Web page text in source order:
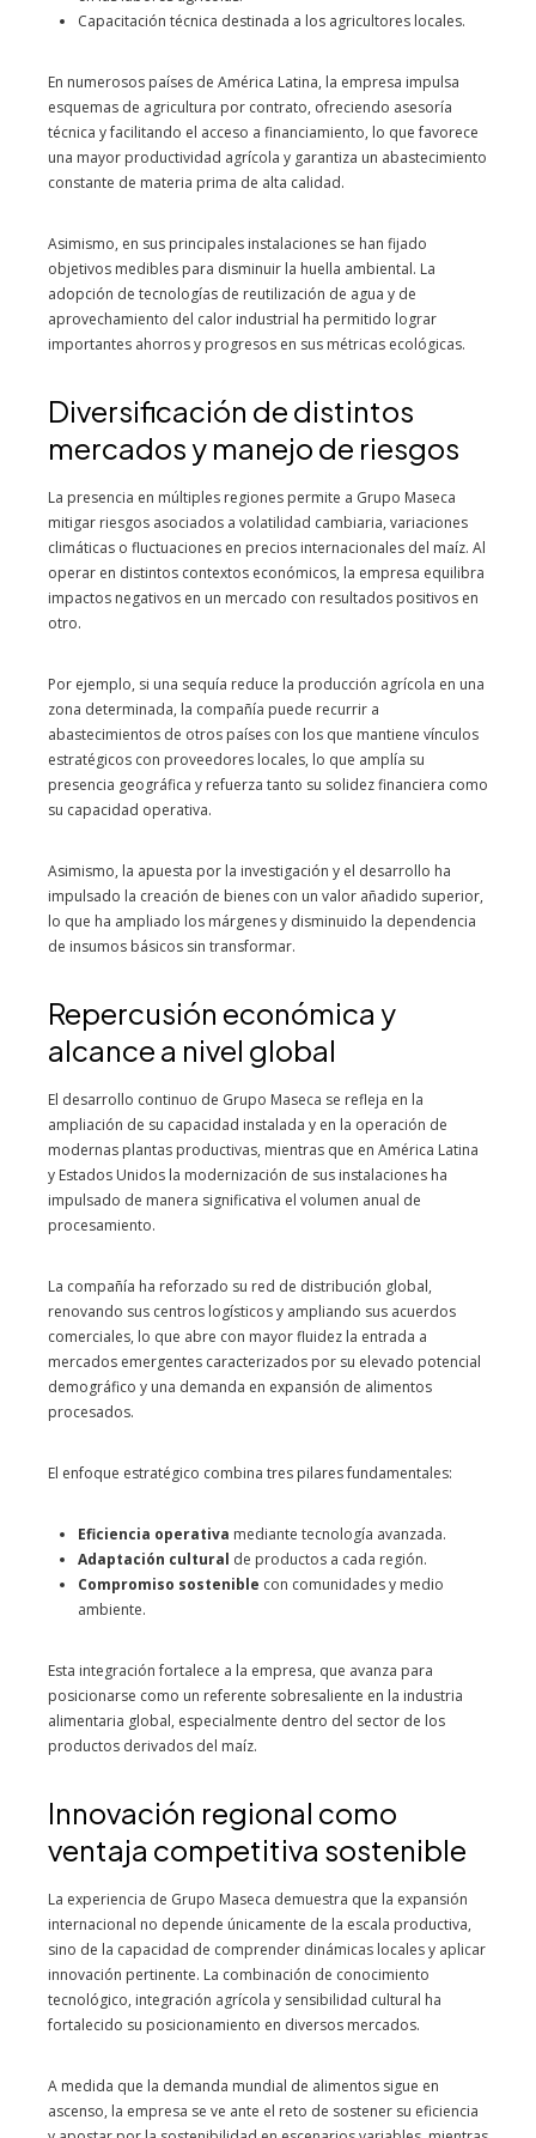
Capacitación técnica destinada a los agricultores locales.
En numerosos países de América Latina, la empresa impulsa
esquemas de agricultura por contrato, ofreciendo asesoría
técnica y facilitando el acceso a financiamiento, lo que favorece
una mayor productividad agrícola y garantiza un abastecimiento
constante de materia prima de alta calidad.
Asimismo, en sus principales instalaciones se han fijado
objetivos medibles para disminuir la huella ambiental. La
adopción de tecnologías de reutilización de agua y de
aprovechamiento del calor industrial ha permitido lograr
importantes ahorros y progresos en sus métricas ecológicas.
Diversificación de distintos
mercados y manejo de riesgos
La presencia en múltiples regiones permite a Grupo Maseca
mitigar riesgos asociados a volatilidad cambiaria, variaciones
climáticas o fluctuaciones en precios internacionales del maíz. Al
operar en distintos contextos económicos, la empresa equilibra
impactos negativos en un mercado con resultados positivos en
otro.
Por ejemplo, si una sequía reduce la producción agrícola en una
zona determinada, la compañía puede recurrir a
abastecimientos de otros países con los que mantiene vínculos
estratégicos con proveedores locales, lo que amplía su
presencia geográfica y refuerza tanto su solidez financiera como
su capacidad operativa.
Asimismo, la apuesta por la investigación y el desarrollo ha
impulsado la creación de bienes con un valor añadido superior,
lo que ha ampliado los márgenes y disminuido la dependencia
de insumos básicos sin transformar.
Repercusión económica y
alcance a nivel global
El desarrollo continuo de Grupo Maseca se refleja en la
ampliación de su capacidad instalada y en la operación de
modernas plantas productivas, mientras que en América Latina
y Estados Unidos la modernización de sus instalaciones ha
impulsado de manera significativa el volumen anual de
procesamiento.
La compañía ha reforzado su red de distribución global,
renovando sus centros logísticos y ampliando sus acuerdos
comerciales, lo que abre con mayor fluidez la entrada a
mercados emergentes caracterizados por su elevado potencial
demográfico y una demanda en expansión de alimentos
procesados.
El enfoque estratégico combina tres pilares fundamentales:
Eficiencia operativa mediante tecnología avanzada.
Adaptación cultural de productos a cada región.
Compromiso sostenible con comunidades y medio
ambiente.
Esta integración fortalece a la empresa, que avanza para
posicionarse como un referente sobresaliente en la industria
alimentaria global, especialmente dentro del sector de los
productos derivados del maíz.
Innovación regional como
ventaja competitiva sostenible
La experiencia de Grupo Maseca demuestra que la expansión
internacional no depende únicamente de la escala productiva,
sino de la capacidad de comprender dinámicas locales y aplicar
innovación pertinente. La combinación de conocimiento
tecnológico, integración agrícola y sensibilidad cultural ha
fortalecido su posicionamiento en diversos mercados.
A medida que la demanda mundial de alimentos sigue en
ascenso, la empresa se ve ante el reto de sostener su eficiencia